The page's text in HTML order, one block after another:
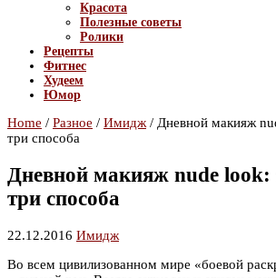
Красота
Полезные советы
Ролики
Рецепты
Фитнес
Худеем
Юмор
Home / Разное / Имидж / Дневной макияж
три способа
Дневной макияж nude look:
три способа
22.12.2016 Имидж
Во всем цивилизованном мире «боевой